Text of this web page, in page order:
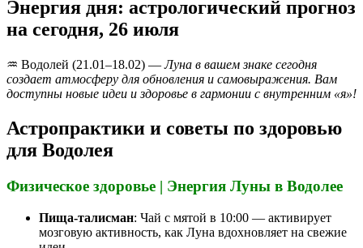
Энергия дня: астрологический прогноз
на сегодня, 26 июля
♒️ Водолей (21.01–18.02) —Луна в вашем знаке сегодня
создает атмосферу для обновления и самовыражения. Вам
доступны новые идеи и здоровье в гармонии с внутренним «я»!
Астропрактики и советы по здоровью
для Водолея
Физическое здоровье | Энергия Луны в Водолее
Пища-талисман: Чай с мятой в 10:00 — активирует
мозговую активность, как Луна вдохновляет на свежие